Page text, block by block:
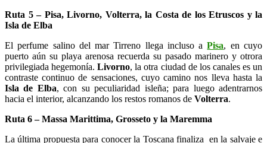
Ruta 5 – Pisa, Livorno, Volterra, la Costa de los Etruscos y la
Isla de Elba
El perfume salino del mar Tirreno llega incluso aPisa, en cuyo
puerto aún su playa arenosa recuerda su pasado marinero y otrora
privilegiada hegemonía.Livorno, la otra ciudad de los canales es un
contraste continuo de sensaciones, cuyo camino nos lleva hasta la
Isla de Elba, con su peculiaridad isleña; para luego adentrarnos
hacia el interior, alcanzando los restos romanos de Volterra.
Ruta 6 – Massa Marittima, Grosseto y la Maremma
La última propuesta para conocer la Toscana finaliza en la salvaje e